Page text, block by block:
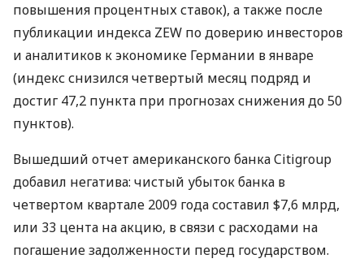
повышения процентных ставок), а также после
публикации индекса ZEW по доверию инвесторов
и аналитиков к экономике Германии в январе
(индекс снизился четвертый месяц подряд и
достиг 47,2 пункта при прогнозах снижения до 50
пунктов).
Вышедший отчет американского банка Citigroup
добавил негатива: чистый убыток банка в
четвертом квартале 2009 года составил $7,6 млрд,
или 33 цента на акцию, в связи с расходами на
погашение задолженности перед государством.